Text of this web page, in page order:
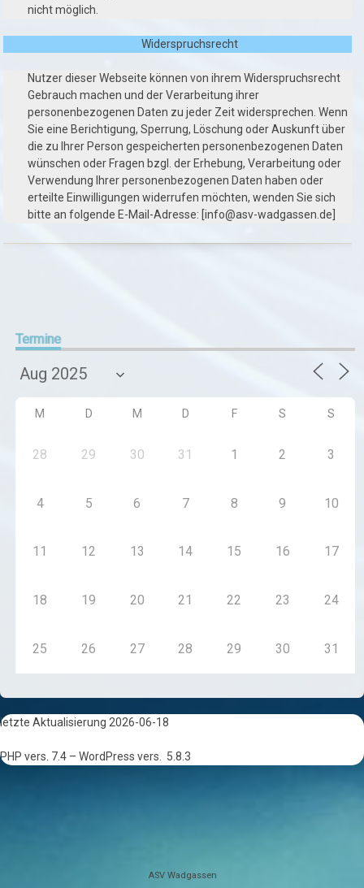
nicht möglich.
Widerspruchsrecht
Nutzer dieser Webseite können von ihrem Widerspruchsrecht
Gebrauch machen und der Verarbeitung ihrer
personenbezogenen Daten zu jeder Zeit widersprechen. Wenn
Sie eine Berichtigung, Sperrung, Löschung oder Auskunft über
die zu Ihrer Person gespeicherten personenbezogenen Daten
wünschen oder Fragen bzgl. der Erhebung, Verarbeitung oder
Verwendung Ihrer personenbezogenen Daten haben oder
erteilte Einwilligungen widerrufen möchten, wenden Sie sich
bitte an folgende E-Mail-Adresse: [info@asv-wadgassen.de]
Termine
M D M D F S S
28 29 30 31 1 2 3
4 5 6 7 8 9 10
11 12 13 14 15 16 17
18 19 20 21 22 23 24
25 26 27 28 29 30 31
letzte Aktualisierung 2026-06-18
PHP vers. 7.4 – WordPress vers. 5.8.3
ASV Wadgassen